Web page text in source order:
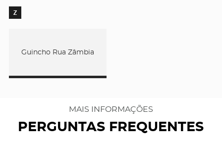
Z
Guincho Rua Zâmbia
MAIS INFORMAÇÕES
PERGUNTAS FREQUENTES